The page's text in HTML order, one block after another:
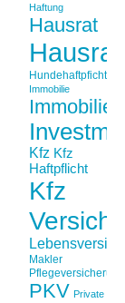
Haftung
Hausrat
Hundehaftpficht
Immobilie
Kfz Kfz
Haftpflicht
Kfz
Makler
Pflegeversicherung
PKV Private